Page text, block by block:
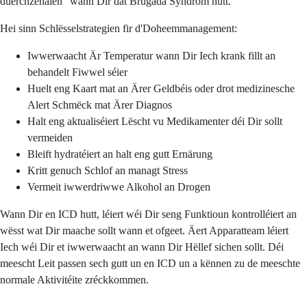
Hei sinn Schlësselstrategien fir d'Doheemmanagement:
Iwwerwaacht Är Temperatur wann Dir Iech krank fillt an
behandelt Fiwwel séier
Huelt eng Kaart mat an Ärer Geldbéis oder drot medizinesche
Alert Schmëck mat Ärer Diagnos
Halt eng aktualiséiert Lëscht vu Medikamenter déi Dir sollt
vermeiden
Bleift hydratéiert an halt eng gutt Ernärung
Kritt genuch Schlof an managt Stress
Vermeit iwwerdriwwe Alkohol an Drogen
Wann Dir en ICD hutt, léiert wéi Dir seng Funktioun kontrolléiert an
wësst wat Dir maache sollt wann et ofgeet. Äert Apparatteam léiert
Iech wéi Dir et iwwerwaacht an wann Dir Hëllef sichen sollt. Déi
meescht Leit passen sech gutt un en ICD un a kënnen zu de meeschte
normale Aktivitéite zréckkommen.